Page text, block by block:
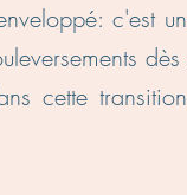
c'est
cette